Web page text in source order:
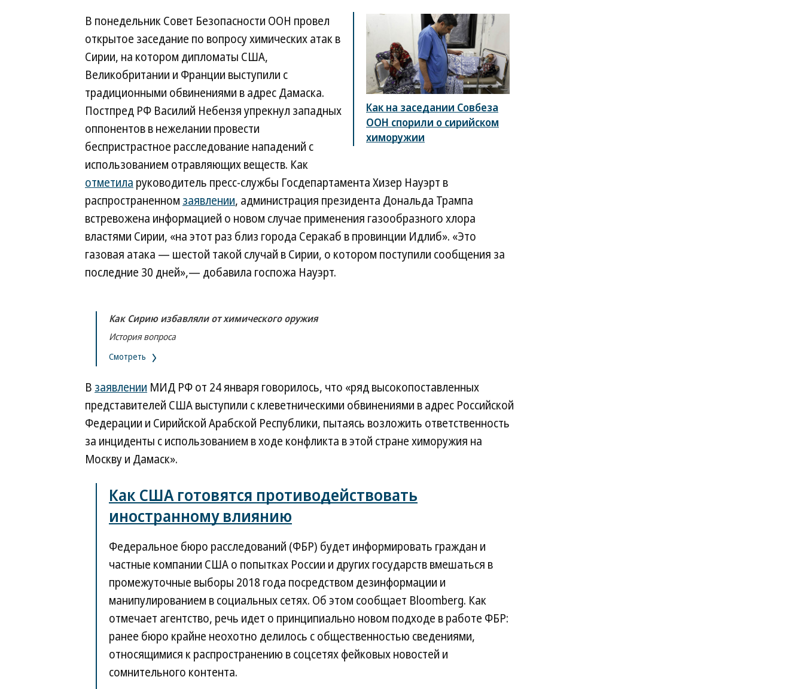
Как на заседании Совбеза
ООН спорили о сирийском
химоружии
В понедельник Совет Безопасности ООН провел
открытое заседание по вопросу химических атак в
Сирии, на котором дипломаты США,
Великобритании и Франции выступили с
традиционными обвинениями в адрес Дамаска.
Постпред РФ Василий Небензя упрекнул западных
оппонентов в нежелании провести
беспристрастное расследование нападений с
использованием отравляющих веществ. Как
отметила руководитель пресс-службы Госдепартамента Хизер Науэрт в
распространенном заявлении, администрация президента Дональда Трампа
встревожена информацией о новом случае применения газообразного хлора
властями Сирии, «на этот раз близ города Серакаб в провинции Идлиб». «Это
газовая атака — шестой такой случай в Сирии, о котором поступили сообщения за
последние 30 дней»,— добавила госпожа Науэрт.
Как Сирию избавляли от химического оружия
История вопроса
Смотреть
В заявлении МИД РФ от 24 января говорилось, что «ряд высокопоставленных
представителей США выступили с клеветническими обвинениями в адрес Российской
Федерации и Сирийской Арабской Республики, пытаясь возложить ответственность
за инциденты с использованием в ходе конфликта в этой стране химоружия на
Москву и Дамаск».
Как США готовятся противодействовать
иностранному влиянию
Федеральное бюро расследований (ФБР) будет информировать граждан и
частные компании США о попытках России и других государств вмешаться в
промежуточные выборы 2018 года посредством дезинформации и
манипулированием в социальных сетях. Об этом сообщает Bloomberg. Как
отмечает агентство, речь идет о принципиально новом подходе в работе ФБР:
ранее бюро крайне неохотно делилось с общественностью сведениями,
относящимися к распространению в соцсетях фейковых новостей и
сомнительного контента.